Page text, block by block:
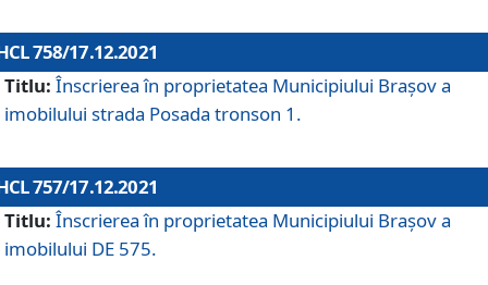
758/17.12.2021
Titlu: Înscrierea în proprietatea Municipiului Brașov a
imobilului strada Posada tronson 1.
757/17.12.2021
Titlu: Înscrierea în proprietatea Municipiului Brașov a
imobilului DE 575.